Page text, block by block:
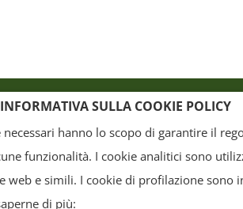
sono di proprietà del "Distretto Produttivo Agrumi di
su questo sito, disponibili gratuitamente per il
INFORMATIVA SULLA COOKIE POLICY
hanno lo scopo di garantire il
funzionalità. I cookie analitici sono
e simili. I cookie di profilazione sono
di più: